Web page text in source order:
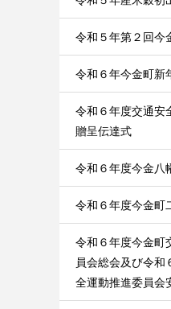
令和５年第２回今
令和６年今金町新
令和６年度交通安
贈呈伝達式
令和６年度今金八
令和６年度今金町
令和６年度今金町
員会総会及び令和
全運動推進委員会